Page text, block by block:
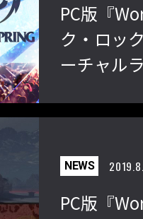
PC版『
ク・ロッ
ーチャル
NEWS
PC版『